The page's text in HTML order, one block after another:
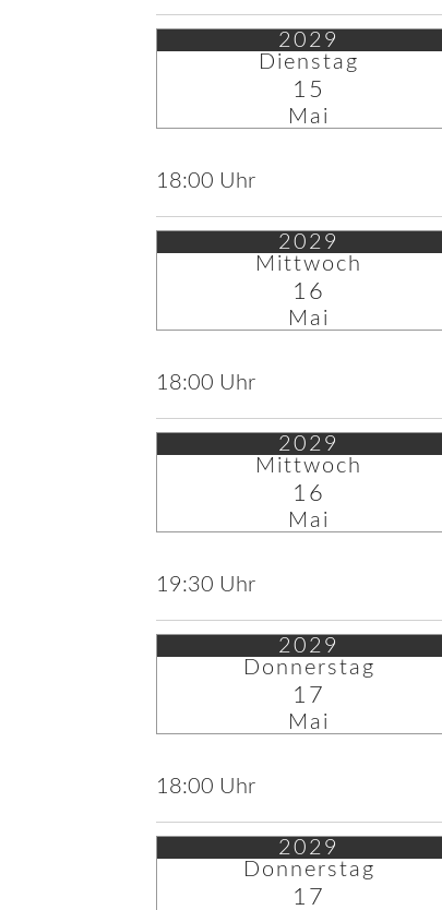
2029
Dienstag
15
Mai
18:00 Uhr
2029
Mittwoch
16
Mai
18:00 Uhr
2029
Mittwoch
16
Mai
19:30 Uhr
2029
Donnerstag
17
Mai
18:00 Uhr
2029
Donnerstag
17